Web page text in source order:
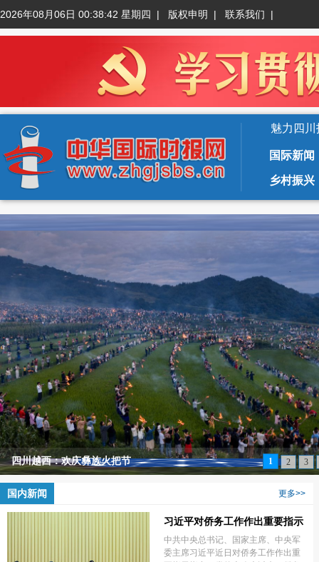
2026年08月06日 00:38:42 星期四 | 版权申明 | 联系我们 |
魅力四川
国际新闻
乡村振兴
四川越西：欢庆彝族火把节 1 2 3
国内新闻 更多>>
习近平对侨务工作作出重要指示
中共中央总书记、国家主席、中央军
委主席习近平近日对侨务工作作出重